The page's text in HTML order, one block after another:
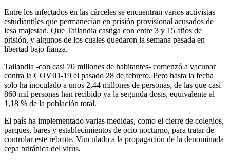
Entre los infectados en las cárceles se encuentran varios activistas
estudiantiles que permanecían en prisión provisional acusados de
lesa majestad. Que Tailandia castiga con entre 3 y 15 años de
prisión, y algunos de los cuales quedaron la semana pasada en
libertad bajo fianza.
Tailandia -con casi 70 millones de habitantes- comenzó a vacunar
contra la COVID-19 el pasado 28 de febrero. Pero hasta la fecha
solo ha inoculado a unos 2,44 millones de personas, de las que casi
860 mil personas han recibido ya la segunda dosis, equivalente al
1,18 % de la población total.
El país ha implementado varias medidas, como el cierre de colegios,
parques, bares y establecimientos de ocio nocturno, para tratar de
controlar este rebrote. Vinculado a la propagación de la denominada
cepa británica del virus.